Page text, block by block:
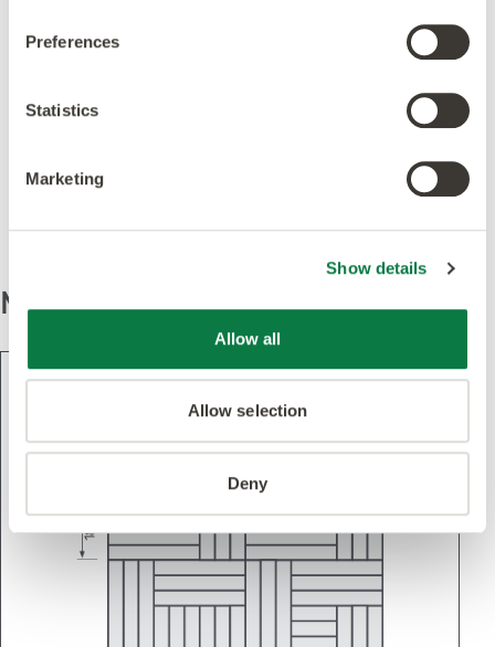
Preferences
Statistics
Marketing
Show details
Allow all
Allow selection
Deny
Utvalda proddukter till
denna design
Mönster